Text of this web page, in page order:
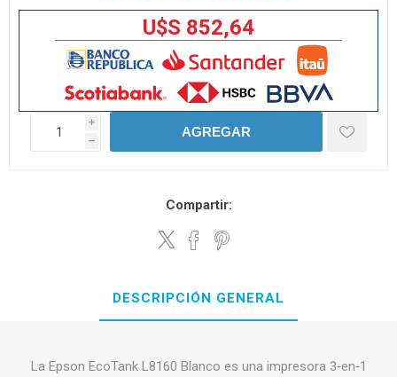
U$S 852,64
i
h
AGREGAR
Compartir:
DESCRIPCIÓN GENERAL
La Epson EcoTank L8160 Blanco es una impresora 3‑en‑1